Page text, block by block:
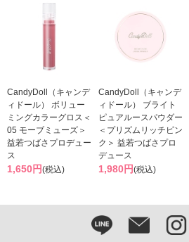
CandyDoll（キャンデ
ィドール） ボリュー
ミングカラーグロス＜
05 モーブミューズ＞
益若つばさプロデュー
ス
1,650円(税込)
CandyDoll（キャンデ
ィドール） ブライト
ピュアルースパウダー
＜プリズムリッチピン
ク＞ 益若つばさプロ
デュース
1,980円(税込)